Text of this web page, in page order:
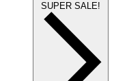
SUPER SALE!